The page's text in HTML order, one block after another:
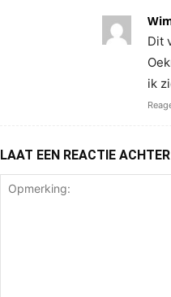
Dit
ik
LAAT EEN REACTIE ACHTER